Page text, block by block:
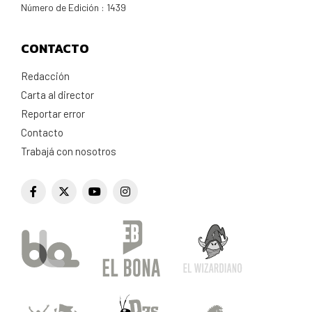
Número de Edición : 1439
CONTACTO
Redacción
Carta al director
Reportar error
Contacto
Trabajá con nosotros